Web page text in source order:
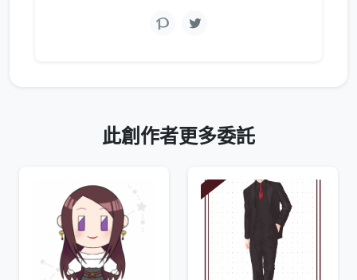
此創作者更多委託